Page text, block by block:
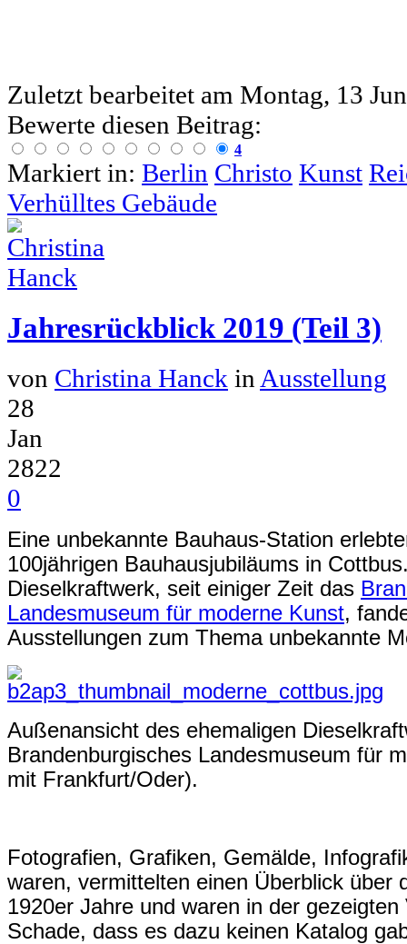
Zuletzt bearbeitet am Montag, 13
Bewerte diesen Beitrag:
4
Markiert in: Berlin Christo Kunst
Verhülltes Gebäude
Jahresrückblick 2019 (Teil 3)
von Christina Hanck in Ausstellung
28
Jan
2822
0
Eine unbekannte Bauhaus-Station
100jährigen Bauhausjubiläums in
Dieselkraftwerk, seit einiger Zeit das
Landesmuseum für moderne Kunst,
Ausstellungen zum Thema unbekannte
Außenansicht des ehemaligen
Brandenburgisches Landesmuseum für
mit Frankfurt/Oder).
Fotografien, Grafiken, Gemälde,
waren, vermittelten einen Überblick über
1920er Jahre und waren in der
Schade, dass es dazu keinen Katalog